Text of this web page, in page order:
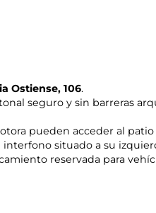
Ostiense, 106.
seguro y sin barreras
pueden acceder al
situado a su
reservada para